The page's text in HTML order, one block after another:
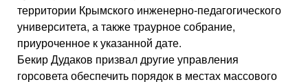
территории Крымского инженерно-педагогического
университета, а также траурное собрание,
приуроченное к указанной дате.
Бекир Дудаков призвал другие управления
горсовета обеспечить порядок в местах массового